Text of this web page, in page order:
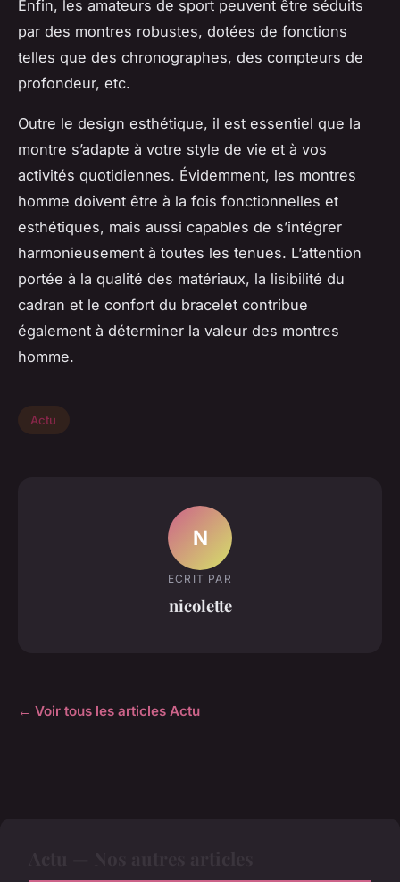
Enfin, les amateurs de sport peuvent être séduits
par des montres robustes, dotées de fonctions
telles que des chronographes, des compteurs de
profondeur, etc.
Outre le design esthétique, il est essentiel que la
montre s’adapte à votre style de vie et à vos
activités quotidiennes. Évidemment, les montres
homme doivent être à la fois fonctionnelles et
esthétiques, mais aussi capables de s’intégrer
harmonieusement à toutes les tenues. L’attention
portée à la qualité des matériaux, la lisibilité du
cadran et le confort du bracelet contribue
également à déterminer la valeur des montres
homme.
Actu
N
ECRIT PAR
nicolette
← Voir tous les articles Actu